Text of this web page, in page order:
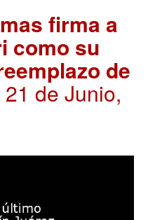
firma a
como su
de
21 de Junio,